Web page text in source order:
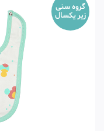
گروه سنی
زیر یکسال